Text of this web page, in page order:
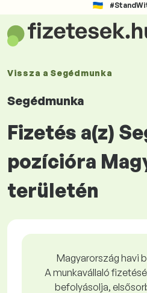
Vissza aSegédmunka
Segédmunka
Fizetés a(z)
pozícióra
területén
Magyarország havi
A munkavállaló
befolyásolja,